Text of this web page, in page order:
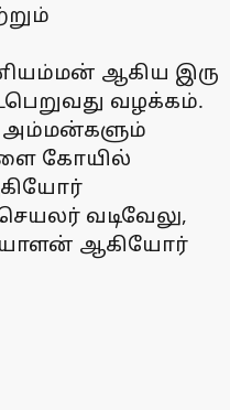
ஆகிய இரு
வழக்கம்.
அம்மன்களும்
கோயில்
வடிவேலு,
ஆகியோர்